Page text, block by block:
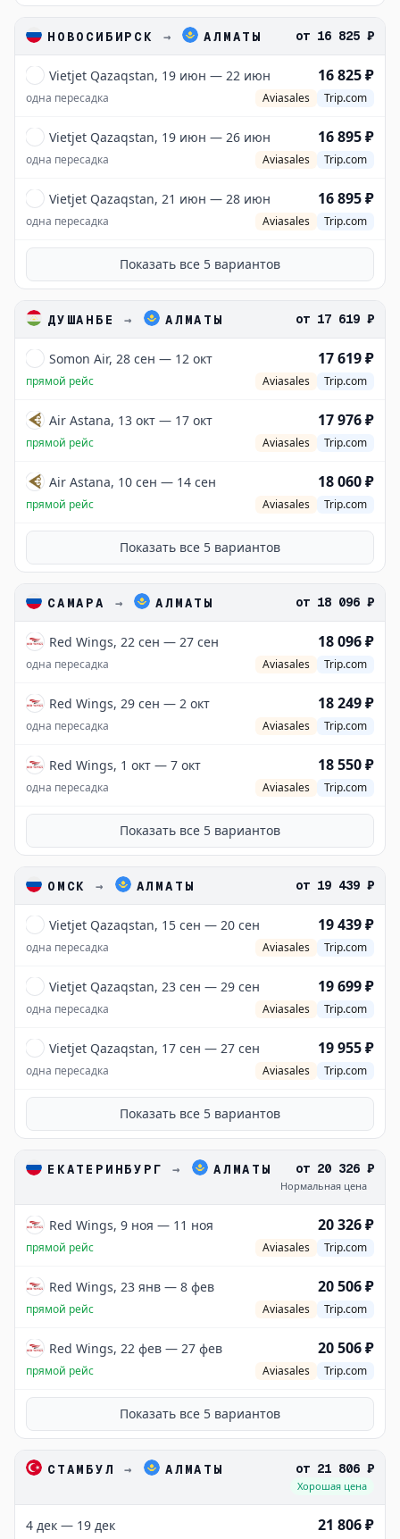
НОВОСИБИРСК → АЛМАТЫ от 16 825 ₽
Vietjet Qazaqstan, 19 июн — 22 июн 16 825 ₽
одна пересадка Aviasales Trip.com
Vietjet Qazaqstan, 19 июн — 26 июн 16 895 ₽
одна пересадка Aviasales Trip.com
Vietjet Qazaqstan, 21 июн — 28 июн 16 895 ₽
одна пересадка Aviasales Trip.com
Показать все 5 вариантов
ДУШАНБЕ → АЛМАТЫ от 17 619 ₽
Somon Air, 28 сен — 12 окт 17 619 ₽
прямой рейс Aviasales Trip.com
Air Astana, 13 окт — 17 окт 17 976 ₽
прямой рейс Aviasales Trip.com
Air Astana, 10 сен — 14 сен 18 060 ₽
прямой рейс Aviasales Trip.com
Показать все 5 вариантов
САМАРА → АЛМАТЫ от 18 096 ₽
Red Wings, 22 сен — 27 сен 18 096 ₽
одна пересадка Aviasales Trip.com
Red Wings, 29 сен — 2 окт 18 249 ₽
одна пересадка Aviasales Trip.com
Red Wings, 1 окт — 7 окт 18 550 ₽
одна пересадка Aviasales Trip.com
Показать все 5 вариантов
ОМСК → АЛМАТЫ от 19 439 ₽
Vietjet Qazaqstan, 15 сен — 20 сен 19 439 ₽
одна пересадка Aviasales Trip.com
Vietjet Qazaqstan, 23 сен — 29 сен 19 699 ₽
одна пересадка Aviasales Trip.com
Vietjet Qazaqstan, 17 сен — 27 сен 19 955 ₽
одна пересадка Aviasales Trip.com
Показать все 5 вариантов
ЕКАТЕРИНБУРГ → АЛМАТЫ от 20 326 ₽
Нормальная цена
Red Wings, 9 ноя — 11 ноя 20 326 ₽
прямой рейс Aviasales Trip.com
Red Wings, 23 янв — 8 фев 20 506 ₽
прямой рейс Aviasales Trip.com
Red Wings, 22 фев — 27 фев 20 506 ₽
прямой рейс Aviasales Trip.com
Показать все 5 вариантов
СТАМБУЛ → АЛМАТЫ от 21 806 ₽
Хорошая цена
4 дек — 19 дек 21 806 ₽